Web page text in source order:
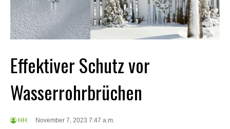
Effektiver Schutz vor
Wasserrohrbrüchen
HH November 7, 2023 7:47 a.m.